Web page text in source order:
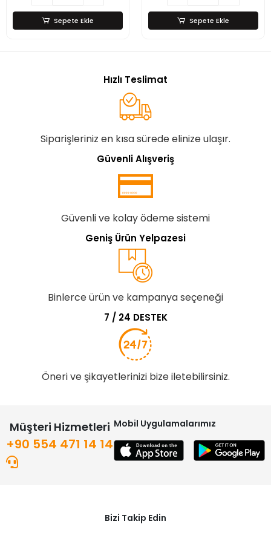
Sepete Ekle Sepete Ekle
Hızlı Teslimat
Siparişleriniz en kısa sürede elinize ulaşır.
Güvenli Alışveriş
Güvenli ve kolay ödeme sistemi
Geniş Ürün Yelpazesi
Binlerce ürün ve kampanya seçeneği
7 / 24 DESTEK
Öneri ve şikayetlerinizi bize iletebilirsiniz.
Müşteri Hizmetleri
+90 554 471 14 14
Mobil Uygulamalarımız
Bizi Takip Edin